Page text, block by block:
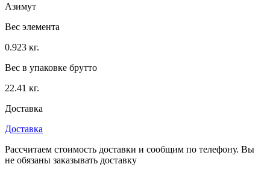
Азимут
Вес элемента
0.923 кг.
Вес в упаковке брутто
22.41 кг.
Доставка
Доставка
Рассчитаем стоимость доставки и сообщим по телефону. Вы
не обязаны заказывать доставку